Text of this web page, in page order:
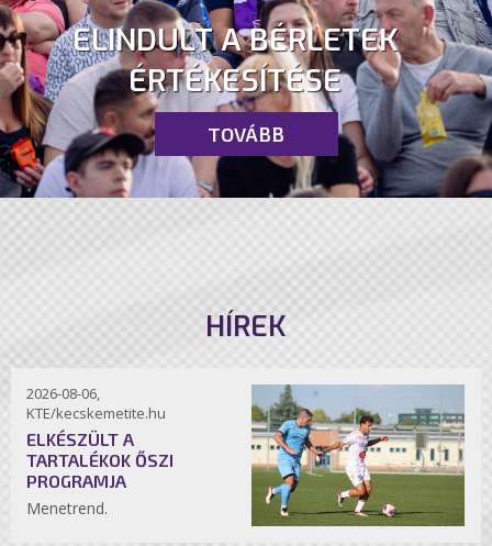
ELINDULT A BÉRLETEK
ÉRTÉKESÍTÉSE
TOVÁBB
HÍREK
2026-08-06,
KTE/kecskemetite.hu
ELKÉSZÜLT A
TARTALÉKOK ŐSZI
PROGRAMJA
Menetrend.